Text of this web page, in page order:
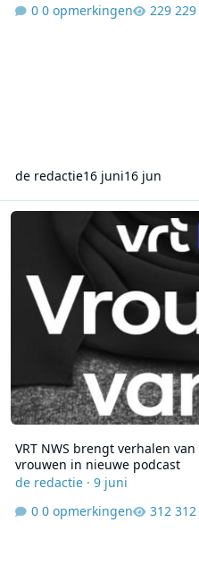
0 opmerkingen
de redactie16 juni16 jun
VRT NWS brengt verhalen van
VRT NWS brengt verhalen
vrouwen in nieuwe podcast
de redactie· 9 juni
0 opmerkingen